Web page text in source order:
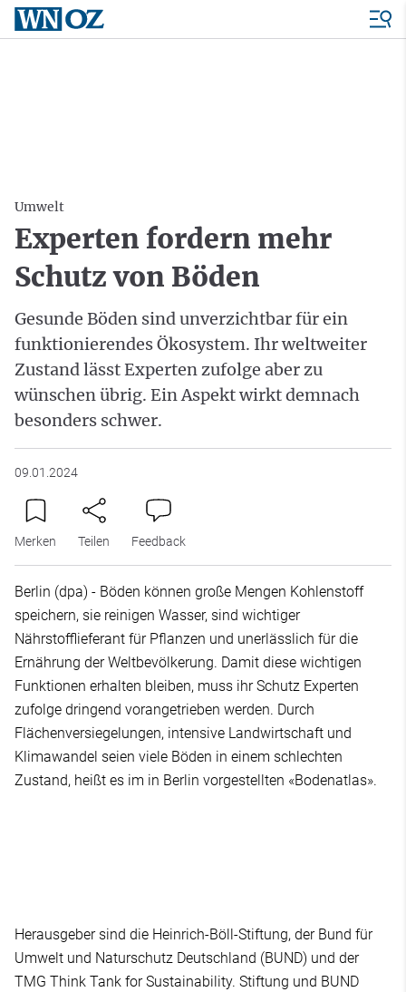
Umwelt
Experten fordern mehr
Schutz von Böden
Gesunde Böden sind unverzichtbar für ein
funktionierendes Ökosystem. Ihr weltweiter
Zustand lässt Experten zufolge aber zu
wünschen übrig. Ein Aspekt wirkt demnach
besonders schwer.
09.01.2024
Merken Teilen Feedback
Berlin (dpa) - Böden können große Mengen Kohlenstoff
speichern, sie reinigen Wasser, sind wichtiger
Nährstofflieferant für Pflanzen und unerlässlich für die
Ernährung der Weltbevölkerung. Damit diese wichtigen
Funktionen erhalten bleiben, muss ihr Schutz Experten
zufolge dringend vorangetrieben werden. Durch
Flächenversiegelungen, intensive Landwirtschaft und
Klimawandel seien viele Böden in einem schlechten
Zustand, heißt es im in Berlin vorgestellten «Bodenatlas».
Herausgeber sind die Heinrich-Böll-Stiftung, der Bund für
Umwelt und Naturschutz Deutschland (BUND) und der
TMG Think Tank for Sustainability. Stiftung und BUND